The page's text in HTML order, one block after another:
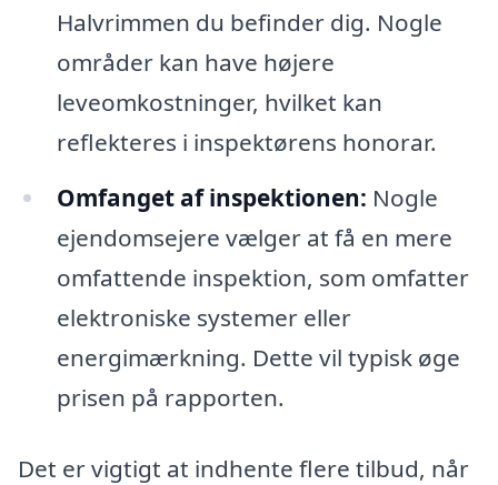
Halvrimmen du befinder dig. Nogle
områder kan have højere
leveomkostninger, hvilket kan
reflekteres i inspektørens honorar.
Omfanget af inspektionen: Nogle
ejendomsejere vælger at få en mere
omfattende inspektion, som omfatter
elektroniske systemer eller
energimærkning. Dette vil typisk øge
prisen på rapporten.
Det er vigtigt at indhente flere tilbud, når